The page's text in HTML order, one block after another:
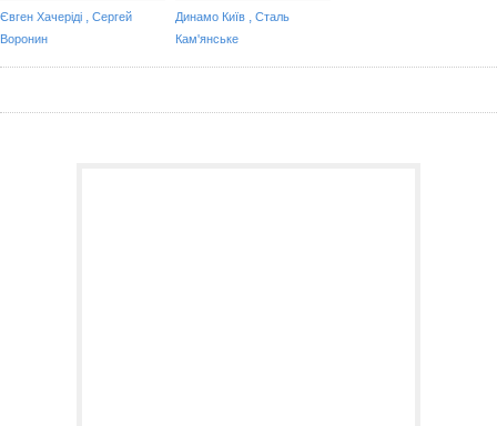
Євген Хачеріді , Сергей
Воронин
Динамо Київ ,Сталь
Кам'янське